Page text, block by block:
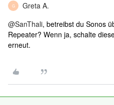
G Greta A.
@SanThali, betreibst du Sonos
Repeater? Wenn ja, schalte
erneut.